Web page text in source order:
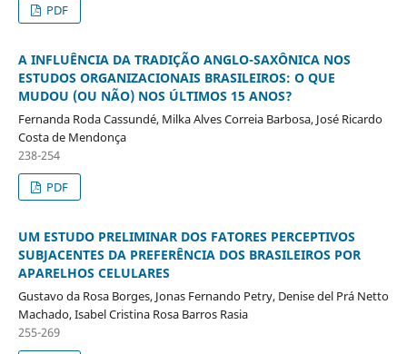
PDF
A INFLUÊNCIA DA TRADIÇÃO ANGLO-SAXÔNICA NOS
ESTUDOS ORGANIZACIONAIS BRASILEIROS: O QUE
MUDOU (OU NÃO) NOS ÚLTIMOS 15 ANOS?
Fernanda Roda Cassundé, Milka Alves Correia Barbosa, José Ricardo
Costa de Mendonça
238-254
PDF
UM ESTUDO PRELIMINAR DOS FATORES PERCEPTIVOS
SUBJACENTES DA PREFERÊNCIA DOS BRASILEIROS POR
APARELHOS CELULARES
Gustavo da Rosa Borges, Jonas Fernando Petry, Denise del Prá Netto
Machado, Isabel Cristina Rosa Barros Rasia
255-269